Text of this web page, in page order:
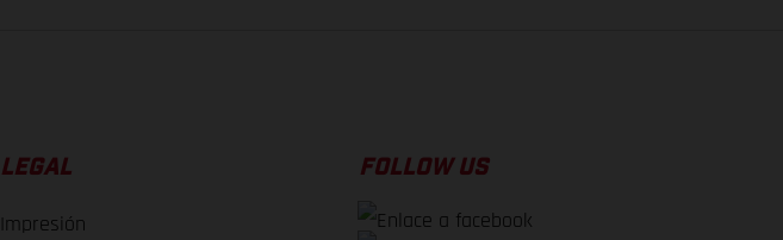
LEGAL
Impresión
FOLLOW US